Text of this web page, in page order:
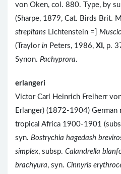
von Oken, col. 880. Type, by
(Sharpe, 1879, Cat. Birds Brit.
strepitans Lichtenstein =]
(Traylor in Peters, 1986, XI , p.
Synon. Pachyprora.
erlangeri
Victor Carl Heinrich Freiherr
Erlanger) (1872-1904)
tropical Africa 1900-1901
syn. Bostrychia hagedash
simplex, subsp. Calandrella
brachyura, syn. Cinnyris